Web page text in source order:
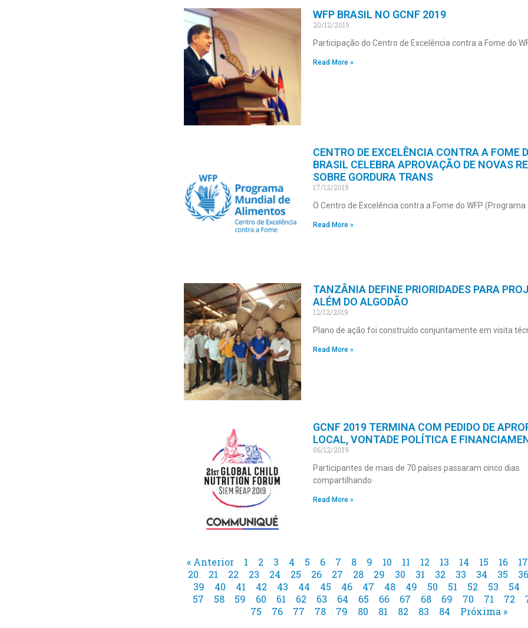
WFP BRASIL NO GCNF 2019
20/12/2019
Participação do Centro de Excelência contra a Fome do
Read More »
CENTRO DE EXCELÊNCIA CONTRA A FOME
BRASIL CELEBRA APROVAÇÃO DE NOVAS
SOBRE GORDURA TRANS
17/12/2019
O Centro de Excelência contra a Fome do WFP (Programa
Read More »
TANZÂNIA DEFINE PRIORIDADES PARA
ALÉM DO ALGODÃO
12/12/2019
Plano de ação foi construído conjuntamente em visita
Read More »
GCNF 2019 TERMINA COM PEDIDO DE
LOCAL, VONTADE POLÍTICA E
06/12/2019
Participantes de mais de 70 países passaram cinco dias
compartilhando
Read More »
« Anterior 1 2 3 4 5 6 7 8 9 10 11 12 13 14 15 16
17
20
21 22 23 24 25 26 27 28 29 30 31 32 33 34 35
36
39
40 41 42 43 44 45 46 47 48 49 50 51 52 53
54
57
58 59 60 61 62 63 64 65 66 67 68 69 70 71 72
75
76 77 78 79 80 81 82 83 84 Próxima »